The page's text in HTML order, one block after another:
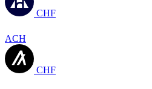
CHF
ACH
CHF